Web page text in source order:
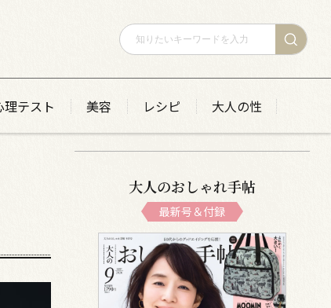
理テスト 美容 レシピ 大人の性
大人のおしゃれ手帖
最新号＆付録